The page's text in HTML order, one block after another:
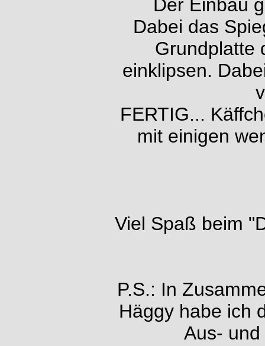
Der Einbau
Dabei das
Grundplatte
einklipsen.
FERTIG...
mit einigen
Viel Spaß beim
P.S.: In
Häggy habe ich
Aus-